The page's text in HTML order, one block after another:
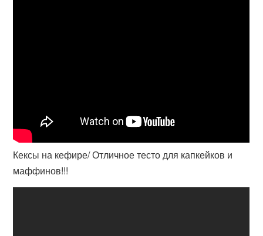
Кексы на кефире/ Отличное тесто для капкейков и
маффинов!!!